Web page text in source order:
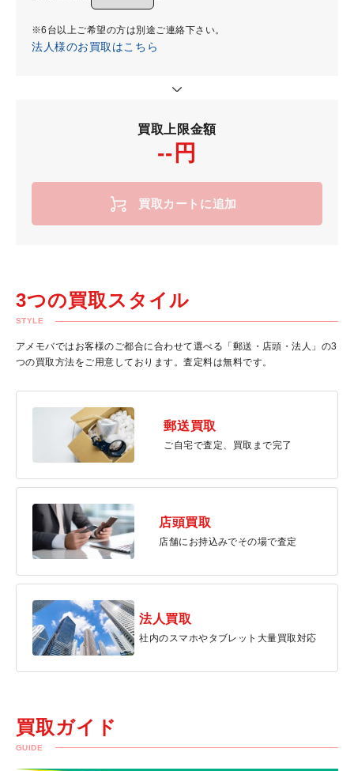
※6台以上ご希望の方は別途ご連絡下さい。
法人様のお買取はこちら
買取上限金額
--円
買取カートに追加
3つの買取スタイル
STYLE
アメモバではお客様のご都合に合わせて選べる「郵送・店頭・法人」の3
つの買取方法をご用意しております。査定料は無料です。
郵送買取
ご自宅で査定、買取まで完了
店頭買取
店舗にお持込みでその場で査定
法人買取
社内のスマホやタブレット大量買取対応
買取ガイド
GUIDE